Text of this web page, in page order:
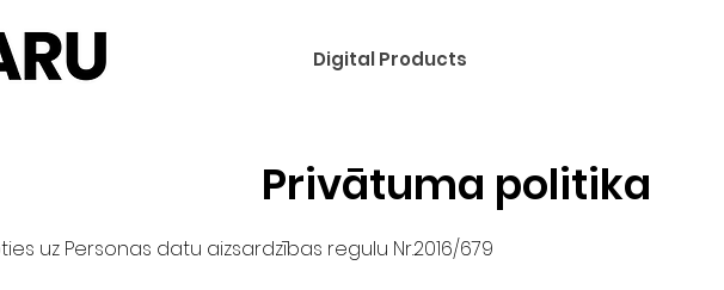
Digital Products
Privātuma politika
uz Personas datu aizsardzības regulu Nr.2016/679